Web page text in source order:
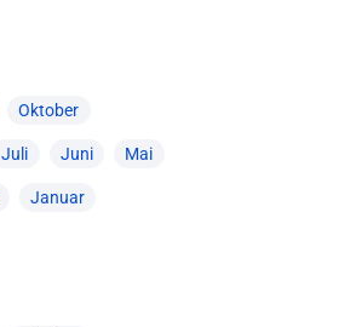
Oktober
Juli Juni Mai
Januar